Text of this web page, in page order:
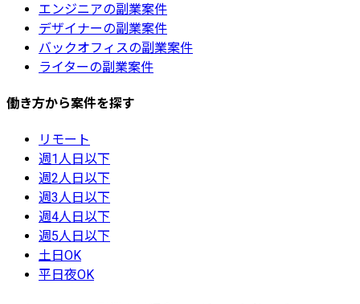
エンジニアの副業案件
デザイナーの副業案件
バックオフィスの副業案件
ライターの副業案件
働き方から案件を探す
リモート
週1人日以下
週2人日以下
週3人日以下
週4人日以下
週5人日以下
土日OK
平日夜OK